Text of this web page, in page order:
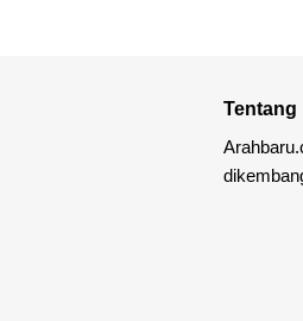
Tentang